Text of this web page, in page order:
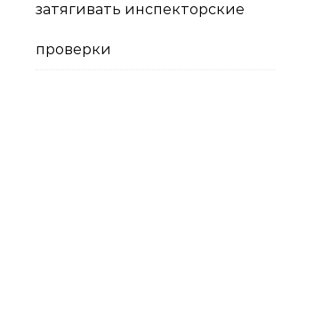
затягивать инспекторские
проверки